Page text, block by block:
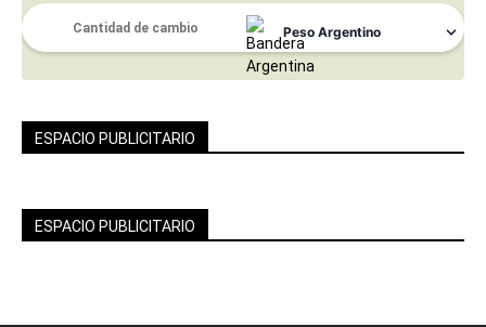
ESPACIO PUBLICITARIO
ESPACIO PUBLICITARIO